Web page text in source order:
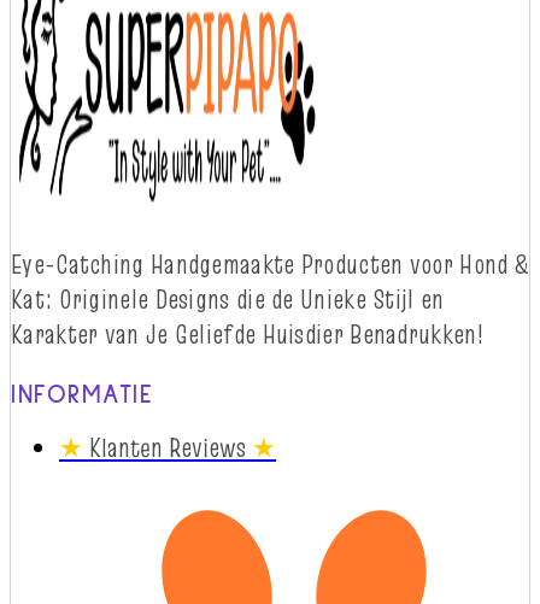
Eye-Catching Handgemaakte Producten voor Hond &
Kat: Originele Designs die de Unieke Stijl en
Karakter van Je Geliefde Huisdier Benadrukken!
INFORMATIE
★ Klanten Reviews ★